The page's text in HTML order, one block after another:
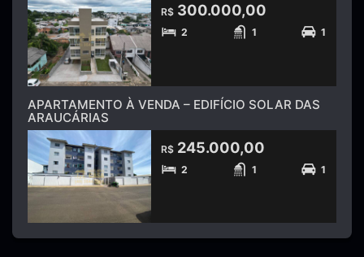
R$ 300.000,00
2 1 1
APARTAMENTO À VENDA – EDIFÍCIO SOLAR DAS
ARAUCÁRIAS
R$ 245.000,00
2 1 1